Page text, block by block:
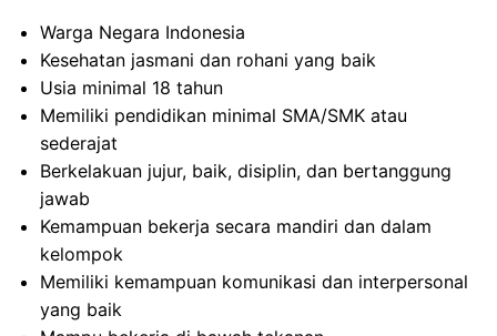
Warga Negara Indonesia
Kesehatan jasmani dan rohani yang baik
Usia minimal 18 tahun
Memiliki pendidikan minimal SMA/SMK atau
sederajat
Berkelakuan jujur, baik, disiplin, dan bertanggung
jawab
Kemampuan bekerja secara mandiri dan dalam
kelompok
Memiliki kemampuan komunikasi dan interpersonal
yang baik